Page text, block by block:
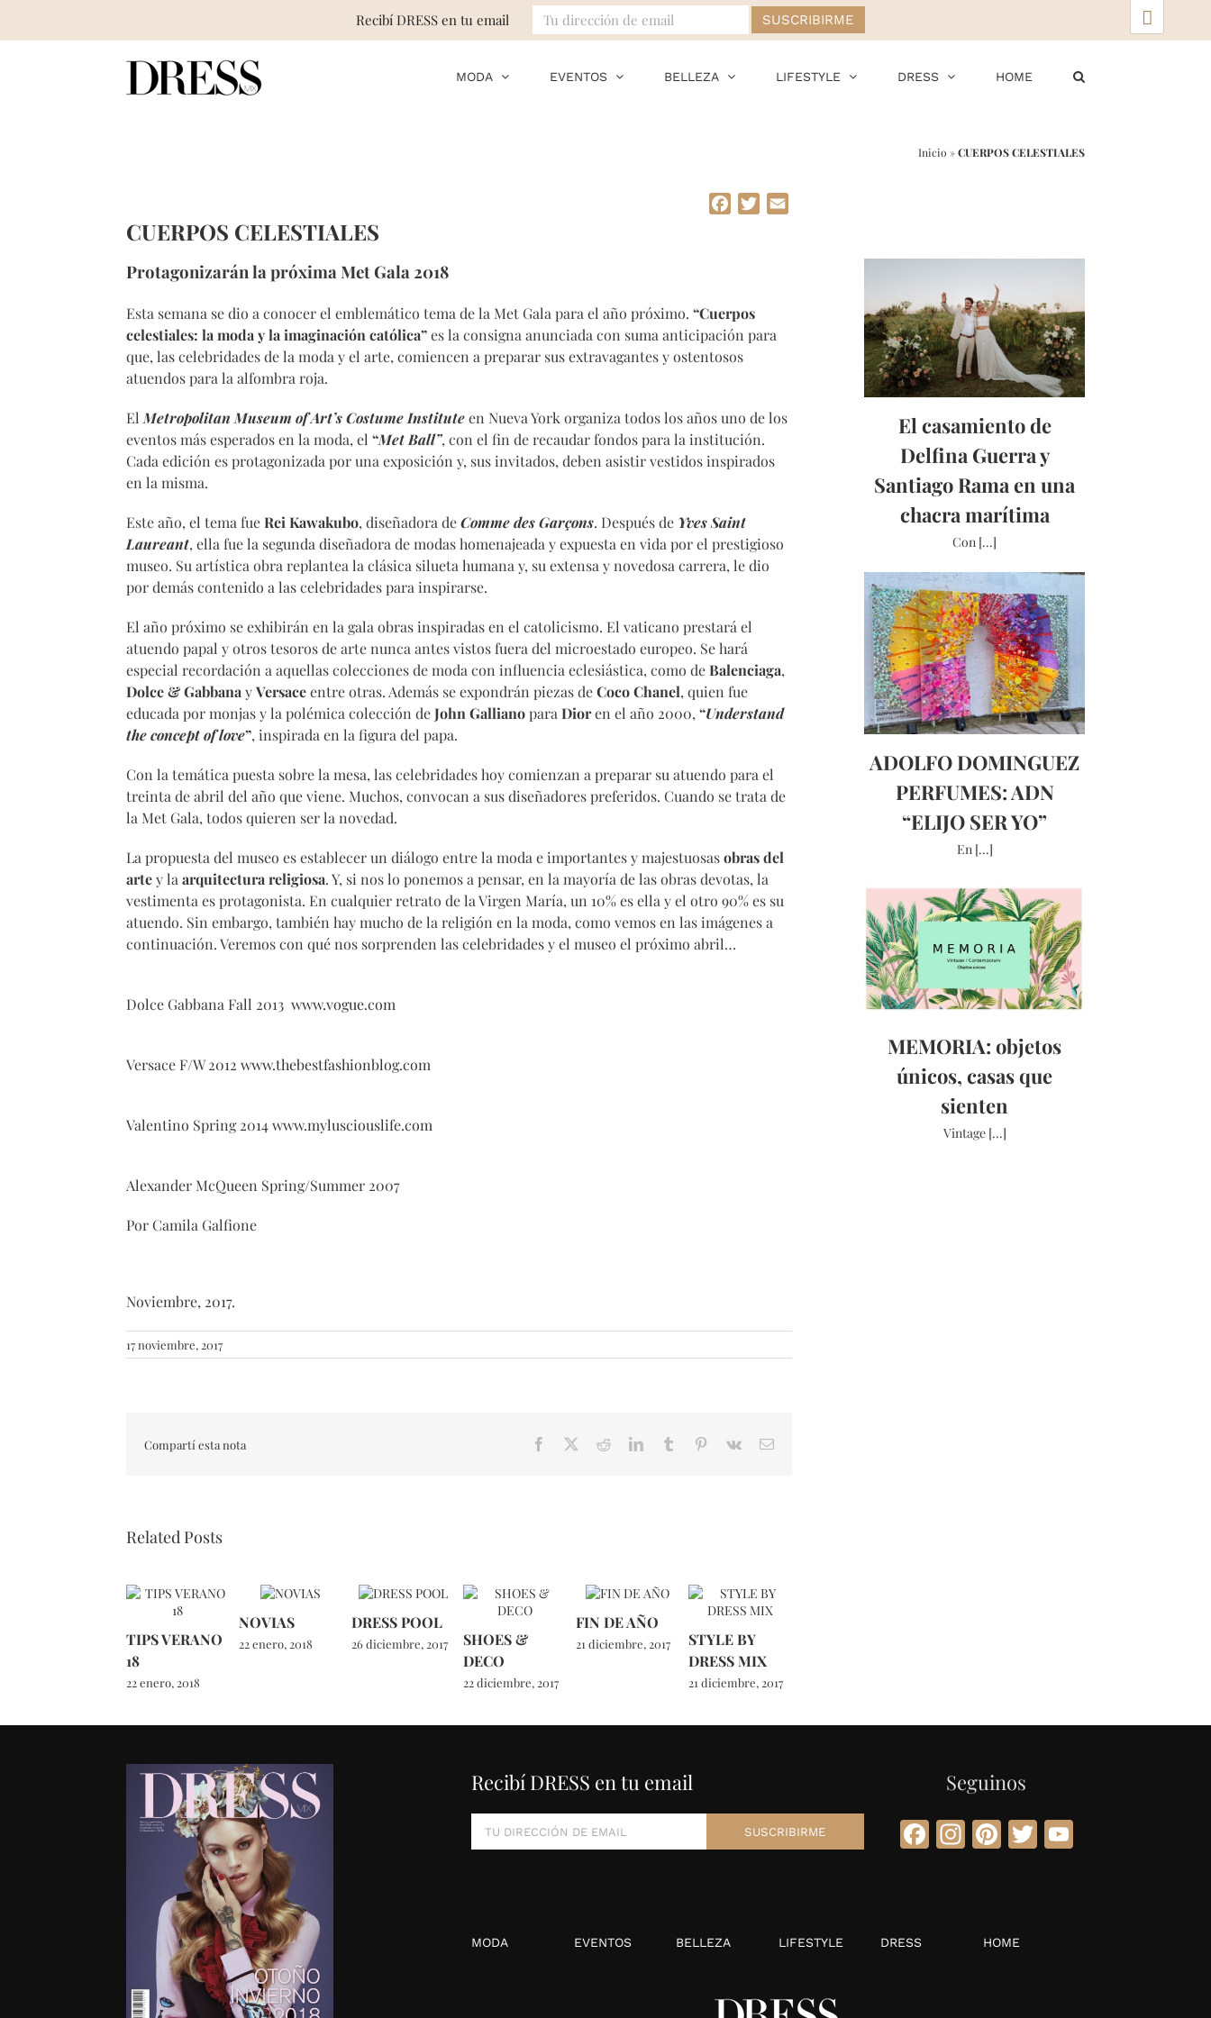
MODA EVENTOS BELLEZA LIFESTYLE DRESS HOME
Inicio »CUERPOS CELESTIALES
Facebook
Twitter
CUERPOS CELESTIALES
Protagonizarán la próxima Met Gala 2018
Esta semana se dio a conocer el emblemático tema de la Met Gala para el año próximo. “Cuerpos
celestiales: la moda y la imaginación católica”es la consigna anunciada con suma anticipación para
que, las celebridades de la moda y el arte, comiencen a preparar sus extravagantes y ostentosos
atuendos para la alfombra roja.
El Metropolitan Museum of Art’s Costume Instituteen Nueva York organiza todos los años uno de los
eventos más esperados en la moda, el “Met Ball”, con el fin de recaudar fondos para la institución.
Cada edición es protagonizada por una exposición y, sus invitados, deben asistir vestidos inspirados
en la misma.
Este año, el tema fueRei Kawakubo, diseñadora deComme des Garçons. Después de Yves Saint
Laureant, ella fue la segunda diseñadora de modas homenajeada y expuesta en vida por el prestigioso
museo. Su artística obra replantea la clásica silueta humana y, su extensa y novedosa carrera, le dio
por demás contenido a las celebridades para inspirarse.
El año próximo se exhibirán en la gala obras inspiradas en el catolicismo. El vaticano prestará el
atuendo papal y otros tesoros de arte nunca antes vistos fuera del microestado europeo. Se hará
especial recordación a aquellas colecciones de moda con influencia eclesiástica, como deBalenciaga,
Dolce & Gabbana yVersaceentre otras. Además se expondrán piezas deCoco Chanel, quien fue
educada por monjas y la polémica colección deJohn Gallianopara Dioren el año 2000, “Understand
the concept of love”, inspirada en la figura del papa.
Con la temática puesta sobre la mesa, las celebridades hoy comienzan a preparar su atuendo para el
treinta de abril del año que viene. Muchos, convocan a sus diseñadores preferidos. Cuando se trata de
la Met Gala, todos quieren ser la novedad.
La propuesta del museo es establecer un diálogo entre la moda e importantes y majestuosasobras del
artey la arquitectura religiosa. Y, si nos lo ponemos a pensar, en la mayoría de las obras devotas, la
vestimenta es protagonista. En cualquier retrato de la Virgen María, un 10% es ella y el otro 90% es su
atuendo. Sin embargo, también hay mucho de la religión en la moda, como vemos en las imágenes a
continuación. Veremos con qué nos sorprenden las celebridades y el museo el próximo abril…
Dolce Gabbana Fall 2013 www.vogue.com
Versace F/W 2012 www.thebestfashionblog.com
Valentino Spring 2014www.mylusciouslife.com
Alexander McQueen Spring/Summer 2007
Por Camila Galfione
Noviembre, 2017.
17 noviembre, 2017
Compartí esta nota Facebook RedditLinkedInTumblr Pinterest
Vk Email
Related Posts
TIPS VERANO
18
22 enero, 2018
NOVIAS
22 enero, 2018
DRESS POOL
26 diciembre, 2017
SHOES &
DECO
22 diciembre, 2017
FIN DE AÑO
21 diciembre, 2017
STYLE BY
DRESS MIX
21 diciembre, 2017
El casamiento de
Delfina Guerra y
Santiago Rama en una
chacra marítima
Con [...]
ADOLFO DOMINGUEZ
PERFUMES: ADN
“ELIJO SER YO”
En [...]
MEMORIA: objetos
únicos, casas que
sienten
Vintage [...]
Recibí DRESS en tu email Seguinos
Facebook
Instagram
Pinterest
TwitterYouTube
MODA EVENTOS BELLEZA LIFESTYLE DRESS HOME
Recibí DRESS en tu email